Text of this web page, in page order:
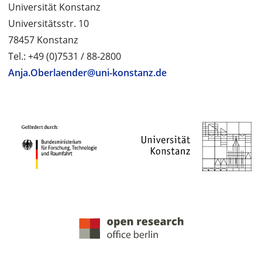
Universität Konstanz
Universitätsstr. 10
78457 Konstanz
Tel.: +49 (0)7531 / 88-2800
Anja.Oberlaender@uni-konstanz.de